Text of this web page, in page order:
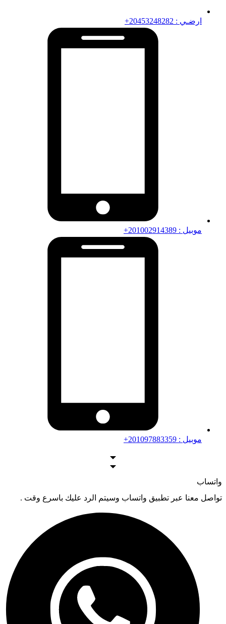
ارضـي : 20453248282+
موبيل : 201002914389+
موبيل : 201097883359+
واتساب
تواصل معنا عبر تطبيق واتساب وسيتم الرد عليك باسرع وقت .